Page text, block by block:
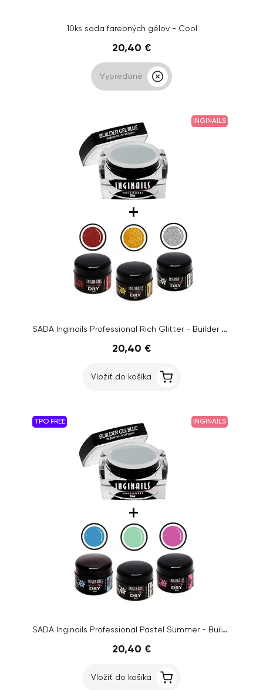
10ks sada farebných gélov - Cool
20,40 €
Vypredané
INGINAILS
SADA Inginails Professional Rich Glitter - Builder Gel Blue 10ml + 3ks DRY Colour gél
20,40 €
Vložiť do košíka
TPO FREE INGINAILS
SADA Inginails Professional Pastel Summer - Builder Gel Blue 10ml + 3ks DRY Color gél
20,40 €
Vložiť do košíka